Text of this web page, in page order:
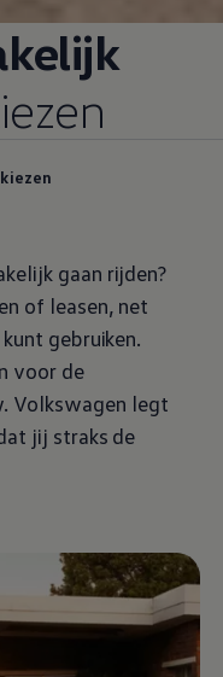
gaan rijden?
of leasen, net
gebruiken.
voor de
Volkswagen legt
jij straks de